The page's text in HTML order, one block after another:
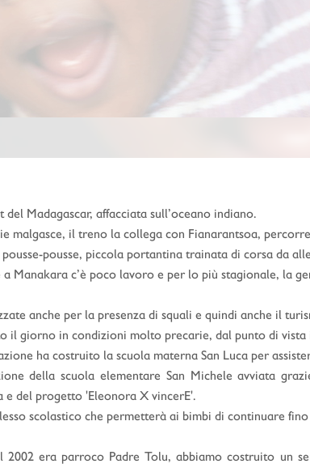
Madagascar, affacciata sull’oceano indiano.
malgasce, il treno la collega con Fianarantsoa,
pousse, piccola portantina trainata di corsa da
a Manakara c’è poco lavoro e per lo più stagionale,
anche per la presenza di squali e quindi anche il
il giorno in condizioni molto precarie, dal punto di
ha costruito la scuola materna San Luca per
della scuola elementare San Michele avviata
del progetto 'Eleonora X vincerE'.
scolastico che permetterà ai bimbi di continuare
era parroco Padre Tolu, abbiamo costruito un